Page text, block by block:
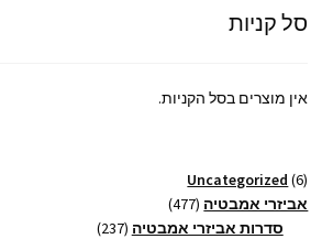
סל קניות
אין מוצרים בסל הקניות.
Uncategorized 6
6
מוצרים
אביזרי אמבטיה 477
477
מוצרים
סדרות אביזרי אמבטיה 237
237